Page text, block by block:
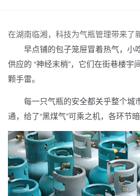
在湖南临湘，科技为气瓶管理带来了
早点铺的包子笼屉冒着热气，小
供应的 “神经末梢”，它们在街巷楼
颗手雷。
每一只气瓶的安全都关乎整个城
通，给了“黑煤气”可乘之机，各环节